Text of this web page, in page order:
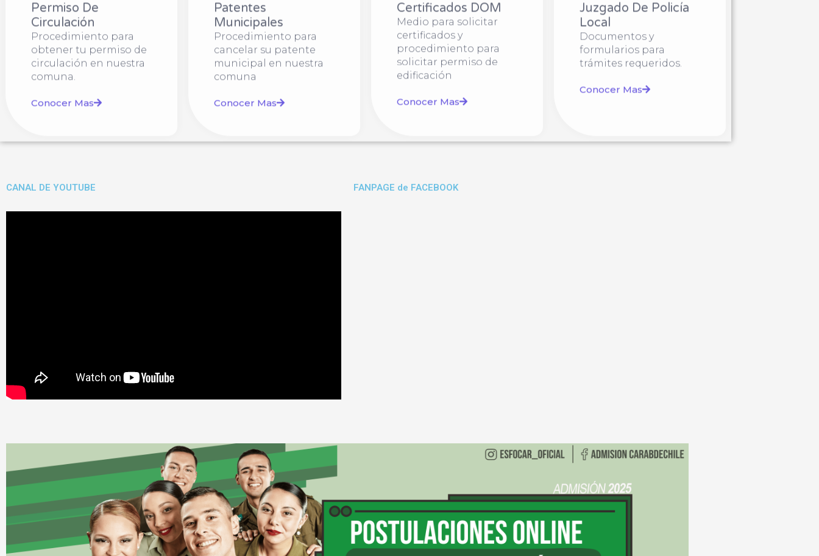
Permiso De
Circulación
Procedimiento para
obtener tu permiso de
circulación en nuestra
comuna.
Conocer Mas
Patentes
Municipales
Procedimiento para
cancelar su patente
municipal en nuestra
comuna
Conocer Mas
Certificados DOM
Medio para solicitar
certificados y
procedimiento para
solicitar permiso de
edificación
Conocer Mas
Juzgado De Policía
Local
Documentos y
formularios para
trámites requeridos.
Conocer Mas
CANAL DE YOUTUBE FANPAGE de FACEBOOK